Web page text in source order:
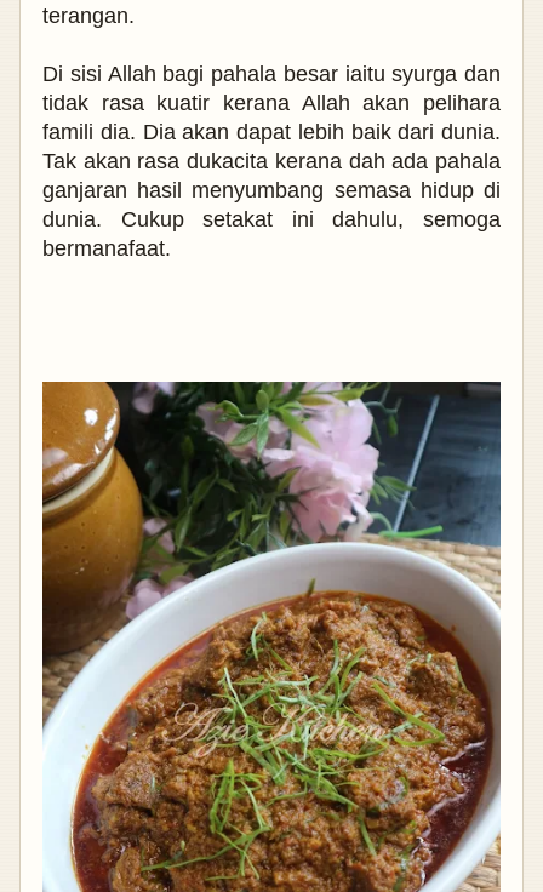
terangan.
Di sisi Allah bagi pahala besar iaitu syurga dan
tidak rasa kuatir kerana Allah akan pelihara
famili dia. Dia akan dapat lebih baik dari dunia.
Tak akan rasa dukacita kerana dah ada pahala
ganjaran hasil menyumbang semasa hidup di
dunia. Cukup setakat ini dahulu, semoga
bermanafaat.